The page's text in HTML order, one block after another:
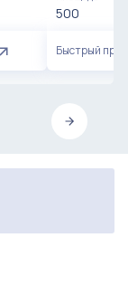
500
Быстрый